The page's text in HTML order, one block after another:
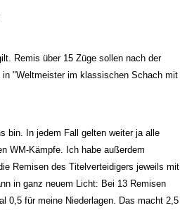
Remis über 15 Züge sollen nach der
"Weltmeister im klassischen Schach mit
bin. In jedem Fall gelten weiter ja alle
WM-Kämpfe. Ich habe außerdem
Remisen des Titelverteidigers jeweils mit
in ganz neuem Licht: Bei 13 Remisen
0,5 für meine Niederlagen. Das macht 2,5